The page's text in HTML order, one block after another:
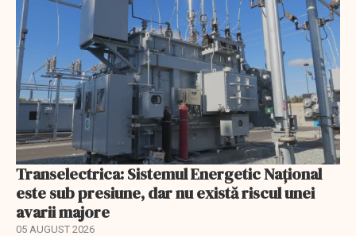
Transelectrica: Sistemul Energetic Național
este sub presiune, dar nu există riscul unei
avarii majore
05 AUGUST 2026